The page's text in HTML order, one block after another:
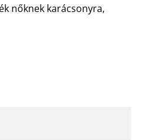
nőknek karácsonyra,